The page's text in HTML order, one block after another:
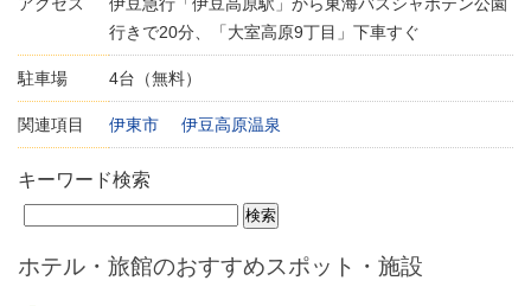
行きで20分、「大室高原9丁目」下車すぐ
駐車場 4台（無料）
関連項目 伊東市 伊豆高原温泉
キーワード検索
ホテル・旅館のおすすめスポット・施設